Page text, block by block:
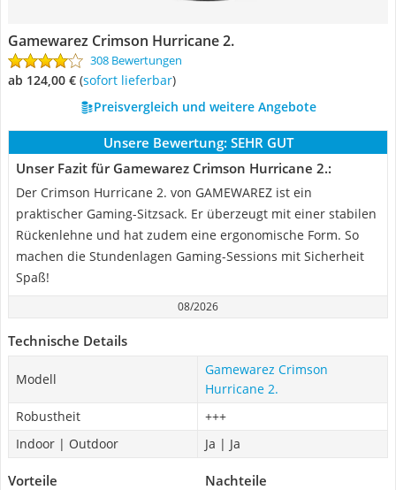
Gamewarez Crimson Hurricane 2.
308 Bewertungen
ab 124,00 € ( Sofort lieferbar)
Preisvergleich und weitere Angebote
Unsere Bewertung: SEHR GUT
Unser Fazit für Gamewarez Crimson Hurricane 2.:
Der Crimson Hurricane 2. von GAMEWAREZ ist ein
praktischer Gaming-Sitzsack. Er überzeugt mit einer stabilen
Rückenlehne und hat zudem eine ergonomische Form. So
machen die Stundenlagen Gaming-Sessions mit Sicherheit
Spaß!
08/2026
Technische Details
Modell
Gamewarez Crimson
Hurricane 2.
Robustheit
+++
Indoor | Outdoor
Ja | Ja
Vorteile Nachteile